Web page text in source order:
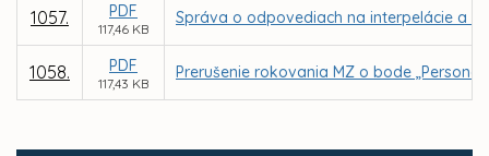
1057. PDF
117,46 KB
Správa o odpovediach na interpelácie a
1058. PDF
117,43 KB
Prerušenie rokovania MZ o bode